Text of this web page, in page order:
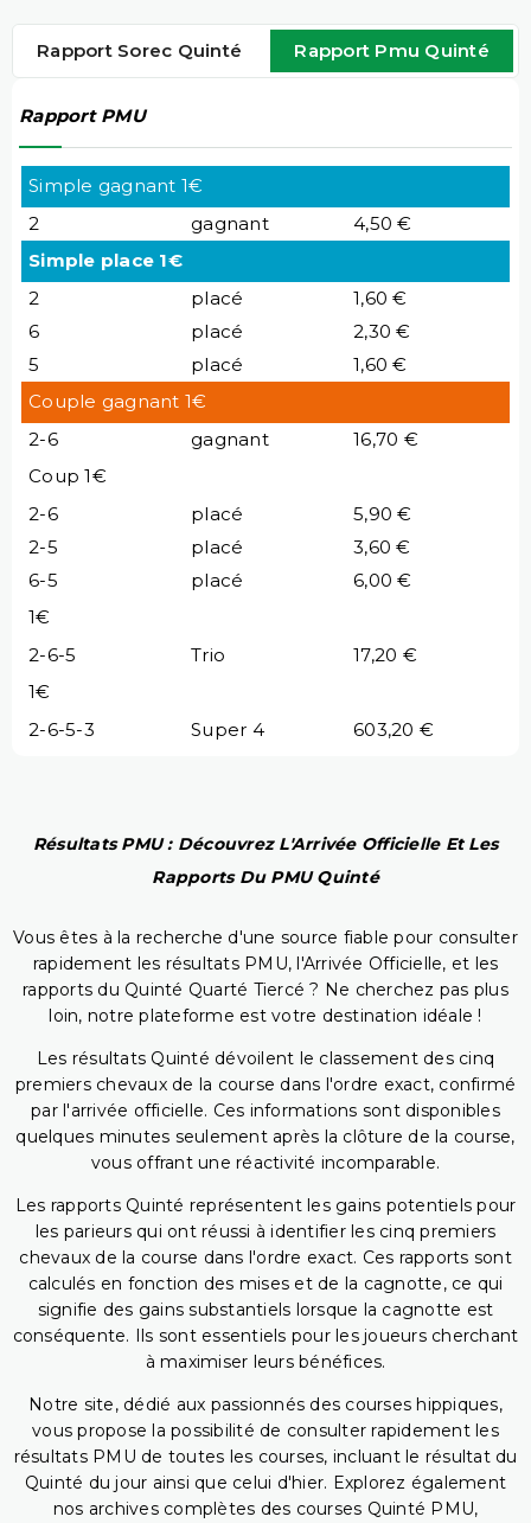
Rapport Sorec Quinté Rapport Pmu Quinté
Rapport PMU
Simple gagnant 1€
2
gagnant
4,50 €
Simple place 1€
2
placé
1,60 €
6
placé
2,30 €
5
placé
1,60 €
Couple gagnant 1€
2-6
gagnant
16,70 €
Coup 1€
2-6
placé
5,90 €
2-5
placé
3,60 €
6-5
placé
6,00 €
1€
2-6-5
Trio
17,20 €
1€
2-6-5-3
Super 4 603,20 €
Résultats PMU : Découvrez L'Arrivée Officielle Et Les
Rapports Du PMU Quinté
Vous êtes à la recherche d'une source fiable pour consulter
rapidement les résultats PMU, l'Arrivée Officielle, et les
rapports du Quinté Quarté Tiercé ? Ne cherchez pas plus
loin, notre plateforme est votre destination idéale !
Les résultats Quinté dévoilent le classement des cinq
premiers chevaux de la course dans l'ordre exact, confirmé
par l'arrivée officielle. Ces informations sont disponibles
quelques minutes seulement après la clôture de la course,
vous offrant une réactivité incomparable.
Les rapports Quinté représentent les gains potentiels pour
les parieurs qui ont réussi à identifier les cinq premiers
chevaux de la course dans l'ordre exact. Ces rapports sont
calculés en fonction des mises et de la cagnotte, ce qui
signifie des gains substantiels lorsque la cagnotte est
conséquente. Ils sont essentiels pour les joueurs cherchant
à maximiser leurs bénéfices.
Notre site, dédié aux passionnés des courses hippiques,
vous propose la possibilité de consulter rapidement les
résultats PMU de toutes les courses, incluant le résultat du
Quinté du jour ainsi que celui d'hier. Explorez également
nos archives complètes des courses Quinté PMU,